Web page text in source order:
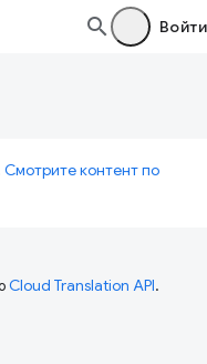
Войти
Смотрите контент по
Cloud Translation API.